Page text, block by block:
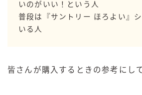
いのがいい！という人
普段は『サントリー ほろよい』
いる人
皆さんが購入するときの参考にし